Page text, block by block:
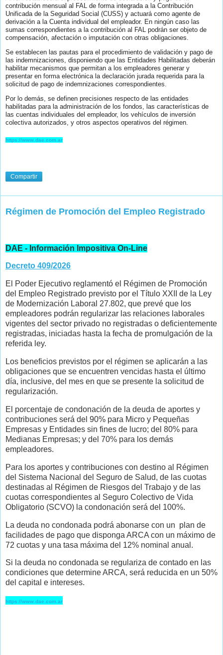
contribución mensual al FAL de forma integrada a la Contribución
Unificada de la Seguridad Social (CUSS) y actuará como agente de
derivación a la Cuenta individual del empleador. En ningún caso las
sumas correspondientes a la contribución al FAL podrán ser objeto de
compensación, afectación o imputación con otras obligaciones.
Se establecen las pautas para el procedimiento de validación y pago de
las indemnizaciones, disponiendo que las Entidades Habilitadas deberán
habilitar mecanismos que permitan a los empleadores generar y
presentar en forma electrónica la declaración jurada requerida para la
solicitud de pago de indemnizaciones correspondientes.
Por lo demás, se definen precisiones respecto de las entidades
habilitadas para la administración de los fondos, las características de
las cuentas individuales del empleador, los vehículos de inversión
colectiva autorizados, y otros aspectos operativos del régimen.
https://www.dae.com.ar
Compartir
Régimen de Promoción del Empleo Registrado
DAE - Información Impositiva On-Line
Decreto 409/2026
El Poder Ejecutivo reglamentó el Régimen de Promoción
del Empleo Registrado previsto por el Título XXII de la Ley
de Modernización Laboral 27.802, que prevé que los
empleadores podrán regularizar las relaciones laborales
vigentes del sector privado no registradas o deficientemente
registradas, iniciadas hasta la fecha de promulgación de la
referida ley.
Los beneficios previstos por el régimen se aplicarán a las
obligaciones que se encuentren vencidas hasta el último
día, inclusive, del mes en que se presente la solicitud de
regularización.
El porcentaje de condonación de la deuda de aportes y
contribuciones será del 90% para Micro y Pequeñas
Empresas y Entidades sin fines de lucro; del 80% para
Medianas Empresas; y del 70% para los demás
empleadores.
Para los aportes y contribuciones con destino al Régimen
del Sistema Nacional del Seguro de Salud, de las cuotas
destinadas al Régimen de Riesgos del Trabajo y de las
cuotas correspondientes al Seguro Colectivo de Vida
Obligatorio (SCVO) la condonación será del 100%.
La deuda no condonada podrá abonarse con un plan de
facilidades de pago que disponga ARCA con un máximo de
72 cuotas y una tasa máxima del 12% nominal anual.
Si la deuda no condonada se regulariza de contado en las
condiciones que determine ARCA, será reducida en un 50%
del capital e intereses.
https://www.dae.com.ar